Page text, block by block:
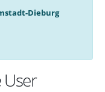
Dieburg